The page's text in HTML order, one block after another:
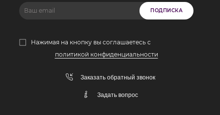
ПОДПИСКА
Нажимая на кнопку вы соглашаетесь с
политикой конфиденциальности
Заказать обратный звонок
Задать вопрос